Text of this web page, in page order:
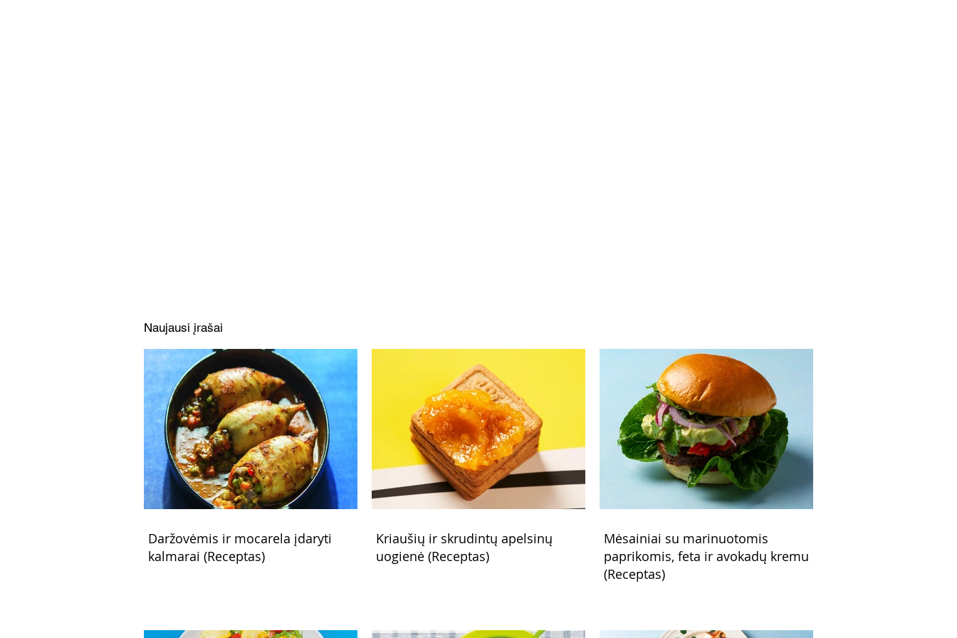
Naujausi įrašai
Daržovėmis ir mocarela įdaryti
kalmarai (Receptas)
Kriaušių ir skrudintų apelsinų
uogienė (Receptas)
Mėsainiai su marinuotomis
paprikomis, feta ir avokadų kremu
(Receptas)